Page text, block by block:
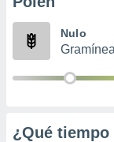
Nulo
¿Qué tiempo